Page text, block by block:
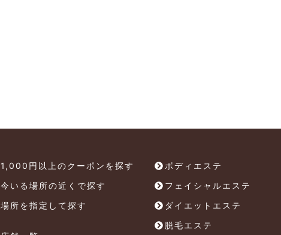
1,000円以上のクーポンを探す
今いる場所の近くで探す
場所を指定して探す
ボディエステ
フェイシャルエステ
ダイエットエステ
脱毛エステ